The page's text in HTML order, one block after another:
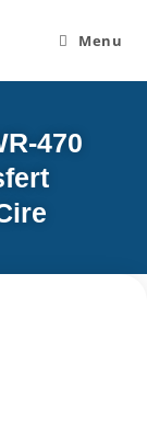
Menu
470